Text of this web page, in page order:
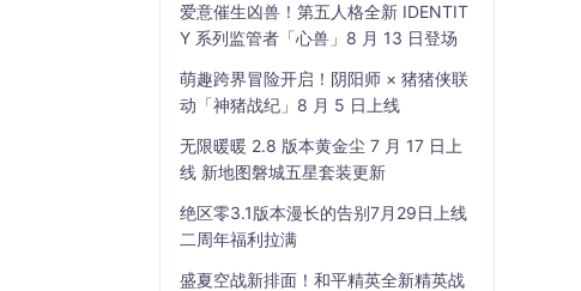
爱意催生凶兽！第五人格全新 IDENTIT
Y 系列监管者「心兽」8 月 13 日登场
萌趣跨界冒险开启！阴阳师 × 猪猪侠联
动「神猪战纪」8 月 5 日上线
无限暖暖 2.8 版本黄金尘 7 月 17 日上
线 新地图磐城五星套装更新
绝区零3.1版本漫长的告别7月29日上线
二周年福利拉满
盛夏空战新排面！和平精英全新精英战